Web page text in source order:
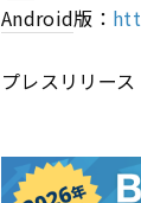
Android版：
プレスリリース